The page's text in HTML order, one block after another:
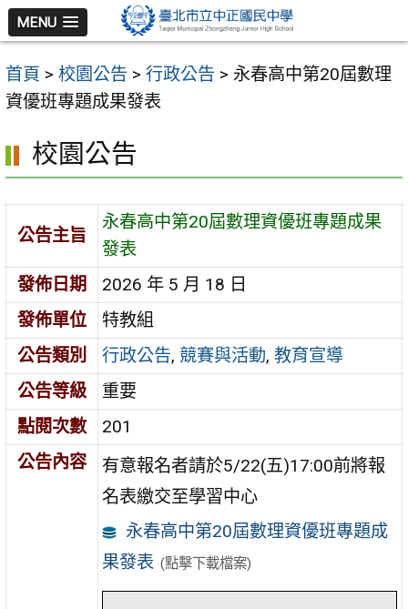
跳
至
主
要
容
區
MENU
首頁 > 校園公告 > 行政公告 > 永春高中第20屆數理
資優班專題成果發表
校園公告
公告主旨
永春高中第20屆數理資優班專題成果
發表
發佈日期
2026 年 5 月 18 日
發佈單位
特教組
公告類別
行政公告, 競賽與活動,教育宣導
公告等級
重要
點閱次數
201
公告內容
有意報名者請於5/22(五)17:00前將報
名表繳交至學習中心
永春高中第20屆數理資優班專題成
果發表 (點擊下載檔案)